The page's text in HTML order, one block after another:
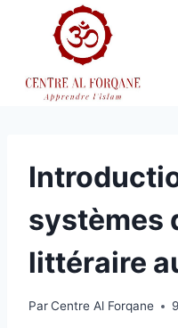
systèmes
littéraire
ParCentre Al Forqane